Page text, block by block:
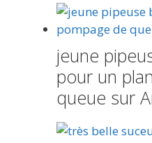
jeune
pour un
queue sur